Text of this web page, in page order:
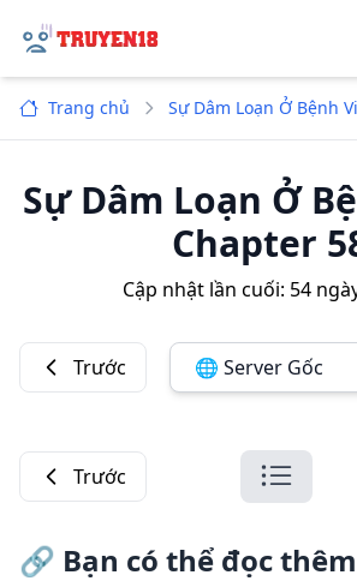
Trang chủ Sự Dâm Loạn Ở Bệnh
Sự Dâm Loạn Ở
Chapter
Cập nhật lần cuối: 54
Trước Đổi
Trước
Danh
🔗 Bạn có thể đọc